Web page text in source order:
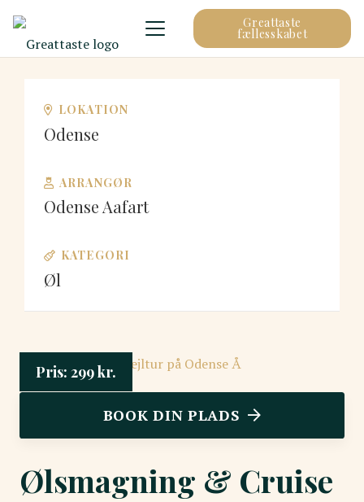
Greattaste
fællesskabet
LOKATION
Odense
ARRANGØR
Odense Aafart
KATEGORI
Øl
Pris: 299kr.
BOOK DIN PLADS
Ølsmagning & Cruise